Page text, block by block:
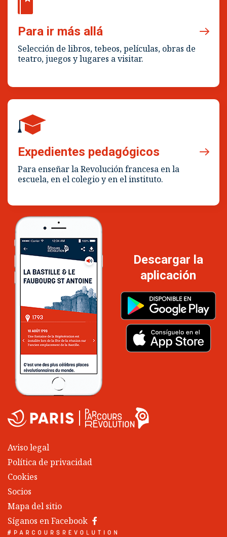
Para ir más allá
Selección de libros, tebeos, películas, obras de
teatro, juegos y lugares a visitar.
Expedientes pedagógicos
Para enseñar la Revolución francesa en la
escuela, en el colegio y en el instituto.
Descargar la
aplicación
Aviso legal
Política de privacidad
Cookies
Socios
Mapa del sitio
Síganos en Facebook